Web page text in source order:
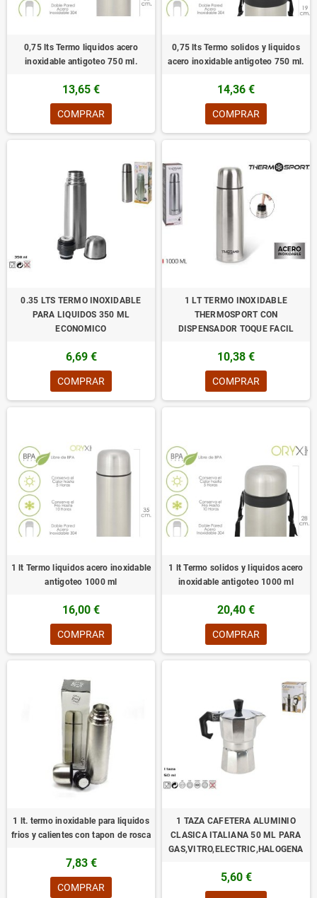
0,75 lts Termo liquidos acero
inoxidable antigoteo 750 ml.
13,65 €
COMPRAR
0,75 lts Termo solidos y liquidos
acero inoxidable antigoteo 750 ml.
14,36 €
COMPRAR
0.35 LTS TERMO INOXIDABLE
PARA LIQUIDOS 350 ML
ECONOMICO
6,69 €
COMPRAR
1 LT TERMO INOXIDABLE
THERMOSPORT CON
DISPENSADOR TOQUE FACIL
10,38 €
COMPRAR
1 lt Termo liquidos acero inoxidable
antigoteo 1000 ml
16,00 €
COMPRAR
1 lt Termo solidos y liquidos acero
inoxidable antigoteo 1000 ml
20,40 €
COMPRAR
1 lt. termo inoxidable para liquidos
frios y calientes con tapon de rosca
7,83 €
COMPRAR
1 TAZA CAFETERA ALUMINIO
CLASICA ITALIANA 50 ML PARA
GAS,VITRO,ELECTRIC,HALOGENA
5,60 €